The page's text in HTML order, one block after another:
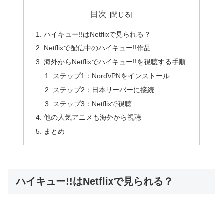
目次
ハイキュー!!はNetflixで見られる？
Netflixで配信中のハイキュー!!作品
海外からNetflixでハイキュー!!を視聴する手順
ステップ1：NordVPNをインストール
ステップ2：日本サーバーに接続
ステップ3：Netflixで視聴
他の人気アニメも海外から視聴
まとめ
ハイキュー!!はNetflixで見られる？